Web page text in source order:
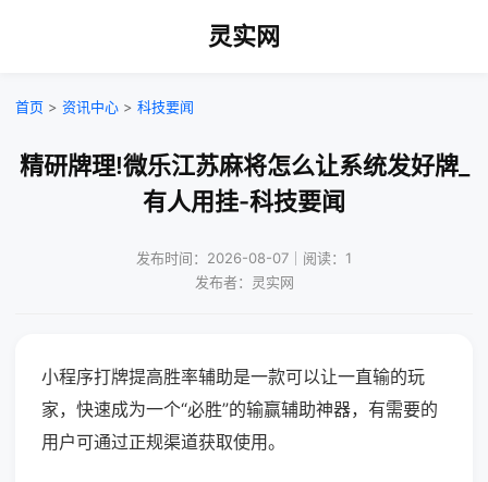
灵实网
首页 > 资讯中心 > 科技要闻
精研牌理!微乐江苏麻将怎么让系统发好牌_
有人用挂-科技要闻
发布时间：2026-08-07｜阅读：1
发布者：灵实网
小程序打牌提高胜率辅助是一款可以让一直输的玩
家，快速成为一个“必胜”的输赢辅助神器，有需要的
用户可通过正规渠道获取使用。